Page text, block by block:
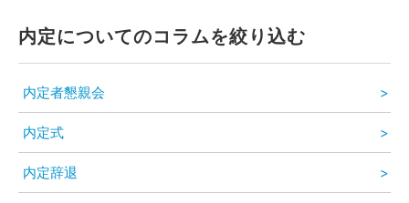
内定についてのコラムを絞り込む
内定者懇親会
内定式
内定辞退